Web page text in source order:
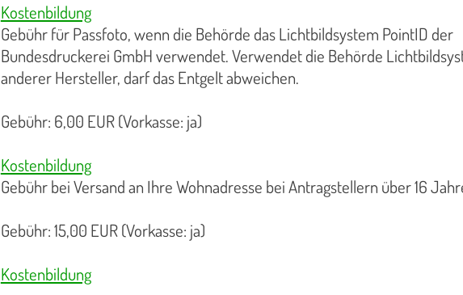
Kostenbildung
Gebühr für Passfoto, wenn die Behörde das Lichtbildsystem PointID der
Bundesdruckerei GmbH verwendet. Verwendet die Behörde
anderer Hersteller, darf das Entgelt abweichen.
Gebühr: 6,00 EUR (Vorkasse: ja)
Kostenbildung
Gebühr bei Versand an Ihre Wohnadresse bei Antragstellern über 16
Gebühr: 15,00 EUR (Vorkasse: ja)
Kostenbildung